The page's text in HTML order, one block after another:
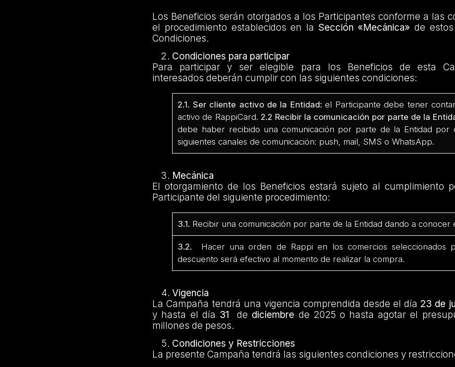
Los Beneficios serán otorgados a los Participantes conforme a las
el procedimiento establecidos en la Sección «Mecánica» de
Condiciones.
Condiciones para participar
Para participar y ser elegible para los Beneficios de esta
interesados deberán cumplir con las siguientes condiciones:
2.1. Ser cliente activo de la Entidad:el Participante debe tener
activo de RappiCard. 2.2 Recibir la comunicación por parte de la
debe haber recibido una comunicación por parte de la Entidad por
siguientes canales de comunicación: push, mail, SMS o WhatsApp.
Mecánica
El otorgamiento de los Beneficios estará sujeto al cumplimiento
Participante del siguiente procedimiento:
3.1. Recibir una comunicación por parte de la Entidad dando a conocer
3.2. Hacer una orden de Rappi en los comercios seleccionados
descuento será efectivo al momento de realizar la compra.
Vigencia
La Campaña tendrá una vigencia comprendida desde el día 23 de
y hasta el día 31 de diciembre de 2025 o hasta agotar el
millones de pesos.
Condiciones y Restricciones
La presente Campaña tendrá las siguientes condiciones y